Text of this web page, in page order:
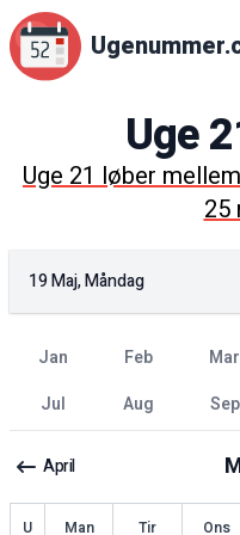
Uge
Uge21løber mellem
25
19 Maj, Måndag
jan feb mar
jul
aug sep
April
Uge Man Tir Ons